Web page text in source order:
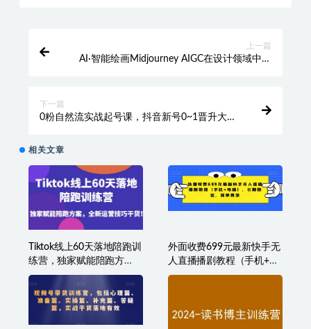
上一篇
AI·智能绘画Midjourney AIGC在设计领域中的
下一篇
0粉自然流实战起号课，抖音新号0~1晋升大神
相关文章
Tiktok线上60天落地陪跑训
练营，独家赋能陪跑方
案，全新运营技巧干货
外面收费699元最新快手无
人直播播剧教程（手机+电
脑），长期稳定，简单易